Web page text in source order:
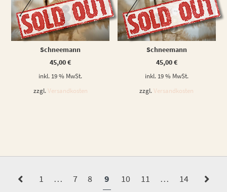
WEITERLESEN
Schneemann
45,00€
inkl. 19 % MwSt.
zzgl. Versandkosten
WEITERLESEN
Schneemann
45,00€
inkl. 19 % MwSt.
zzgl.Versandkosten
1 … 7 8 9 10 11 … 14